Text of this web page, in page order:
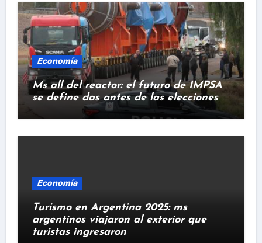
Economía
Ms all del reactor: el futuro de IMPSA
se define das antes de las elecciones
Economía
Turismo en Argentina 2025: ms
argentinos viajaron al exterior que
turistas ingresaron